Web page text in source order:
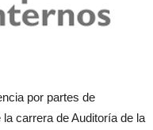
por partes de
carrera de Auditoría de la